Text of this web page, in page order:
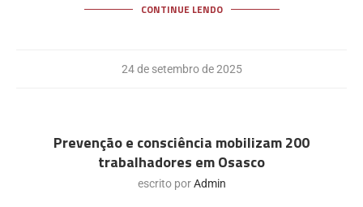
CONTINUE LENDO
24 de setembro de 2025
Prevenção e consciência mobilizam 200
trabalhadores em Osasco
escrito porAdmin